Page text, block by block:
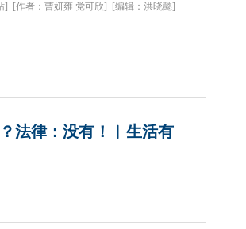
] [作者：曹妍雍 党可欣] [编辑：洪晓懿]
法律：没有！︱生活有